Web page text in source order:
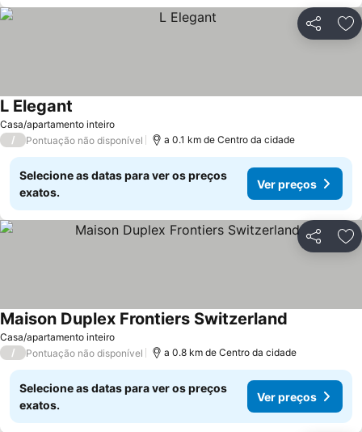
Partilhar
Casa/apartamento inteiro
L Elegant
/ Pontuação não disponível a 0.1 km de Centro da cidade
Selecione as datas para ver os preços
exatos.
Ver preços
Partilhar
Casa/apartamento inteiro
Maison Duplex Frontiers Switzerland
/ Pontuação não disponível a 0.8 km de Centro da cidade
Selecione as datas para ver os preços
exatos.
Ver preços